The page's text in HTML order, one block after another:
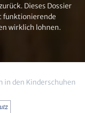
Dieses Dossier
funktionierende
wirklich lohnen.
in den Kinderschuhen